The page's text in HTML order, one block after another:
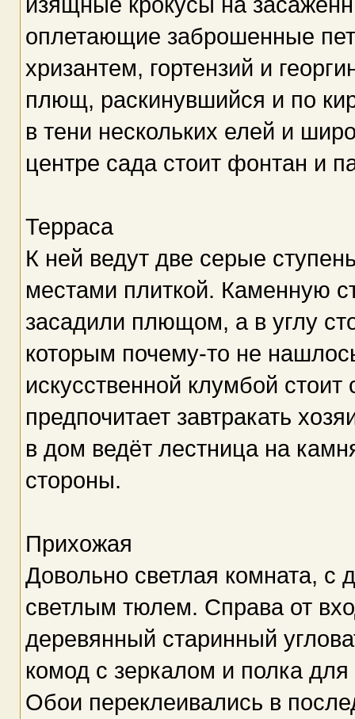
оплетающие заброшенные
хризантем, гортензий и
плющ, раскинувшийся и по
в тени нескольких елей и
центре сада стоит фонтан и
Терраса
К ней ведут две серые
местами плиткой. Каменную
засадили плющом, а в углу
которым почему-то не
искусственной клумбой
предпочитает завтракать
в дом ведёт лестница на
стороны.
Прихожая
Довольно светлая комната,
светлым тюлем. Справа от
деревянный старинный
комод с зеркалом и полка
Обои переклеивались в